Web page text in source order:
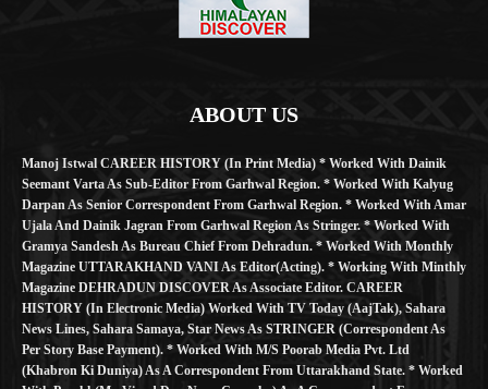
ABOUT US
Manoj Istwal CAREER HISTORY (in Print Media) * Worked With Dainik
Seemant Varta As Sub-Editor From Garhwal Region. * Worked With Kalyug
Darpan As Senior Correspondent From Garhwal Region. * Worked With Amar
Ujala And Dainik Jagran From Garhwal Region As Stringer. * Worked With
Gramya Sandesh As Bureau Chief From Dehradun. * Worked With Monthly
Magazine UTTARAKHAND VANI As Editor(Acting). * Working With Minthly
Magazine DEHRADUN DISCOVER As Associate Editor. CAREER
HISTORY (in Electronic Media) Worked With TV Today (AajTak), Sahara
News Lines, Sahara Samaya, Star News As STRINGER (Correspondent As
Per Story Base Payment). * Worked With M/S Poorab Media Pvt. Ltd
(Khabron Ki Duniya) As A Correspondent From Uttarakhand State. * Worked